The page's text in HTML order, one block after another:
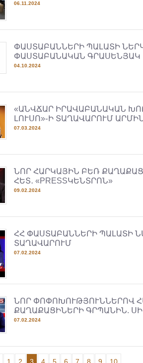
06.11.2024
ՓԱՍՏԱԲԱՆՆԵՐԻ ՊԱԼԱՏԻ
ՓԱՍՏԱԲԱՆԱԿԱՆ ԳՐԱՍԵՆՅԱԿ
04.10.2024
«ԱՆՎՃԱՐ ԻՐԱՎԱԲԱՆԱԿԱՆ
ԼՈՒՍՈ»֊Ի ՏԱՂԱՎԱՐՈՒՄ
07.03.2024
ՆՈՐ ՀԱՐԿԱՅԻՆ ԲԵՌ
ՀԵՏ․ «PRESSԿԵՆՏՐՈՆ»
09.02.2024
ՀՀ ՓԱՍՏԱԲԱՆՆԵՐԻ ՊԱԼԱՏԻ
ՏԱՂԱՎԱՐՈՒՄ
07.02.2024
ՆՈՐ ՓՈՓՈԽՈՒԹՅՈՒՆՆԵՐՈՎ
ՔԱՂԱՔԱՑԻՆԵՐԻ ԳՐՊԱՆԻՆ.
07.02.2024
1 2 3 4 5 6 7 8 9 10